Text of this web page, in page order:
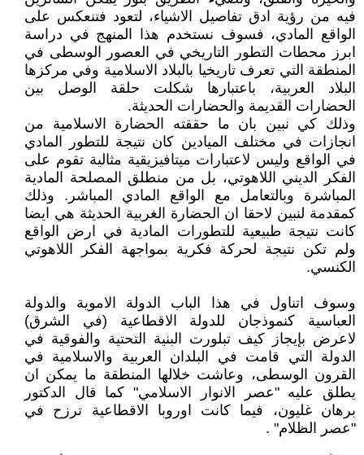
فيه من رؤية ادق تفاصيل الاشياء، لتعود فتنعكس على
الواقع المادي، فسوف نستخدم هذا المنهج في دراسة
ابرز محطات التطور التاريخي في العصور الوسطى في
المنطقة التي تعرف تاريخيا بالبلاد الاسلامية وفي مركزها
البلاد العربية، باعتبارها شكلت حلقة الوصل بين
الحضارات القديمة والحضارات الحديثة.
وذلك كي نبين بان ما حققته الحضارة الاسلامية من
انجازات في مختلف الميادين كان نتيجة للتطور المادي
في الواقع وليس لاعتبارات ميتافيزيقية مثالية تقوم على
الفكر الديني اللاهوتي، بل من منطلق المصلحة المادية
المباشرة وبالتعامل مع الواقع المادي المباشر. وذلك
كمقدمة لنبين لاحقا ان الحضارة الغربية الحديثة هي ايضا
كانت نتيجة طبيعية للتطورات المادية في ارض الواقع
ولم تكن نتيجة لحركة فكرية بمواجهة الفكر اللاهوتي
الكنسي.
وسوف اتناول في هذا الباب الدولة الاموية والدولة
العباسية كنموذجان للدولة الاقطاعية (في الشرق)
لاعرض بإيجاز كيف تبلورت البنية التحتية والفوقية في
الدولة التي قامت في البلدان العربية والاسلامية في
القرون الوسطى، وعاشت خلالها المنطقة ما يمكن ان
يطلق عليه "عصر الانوار الاسلامي" كما قال الدكتور
برهان غليون، فيما كانت اوروبا الاقطاعية ترزح في
"عصر الظلام" .